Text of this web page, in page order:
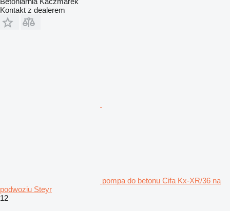
Kontakt z dealerem
pompa do betonu Cifa Kx-XR/36 na
podwoziu Steyr
12